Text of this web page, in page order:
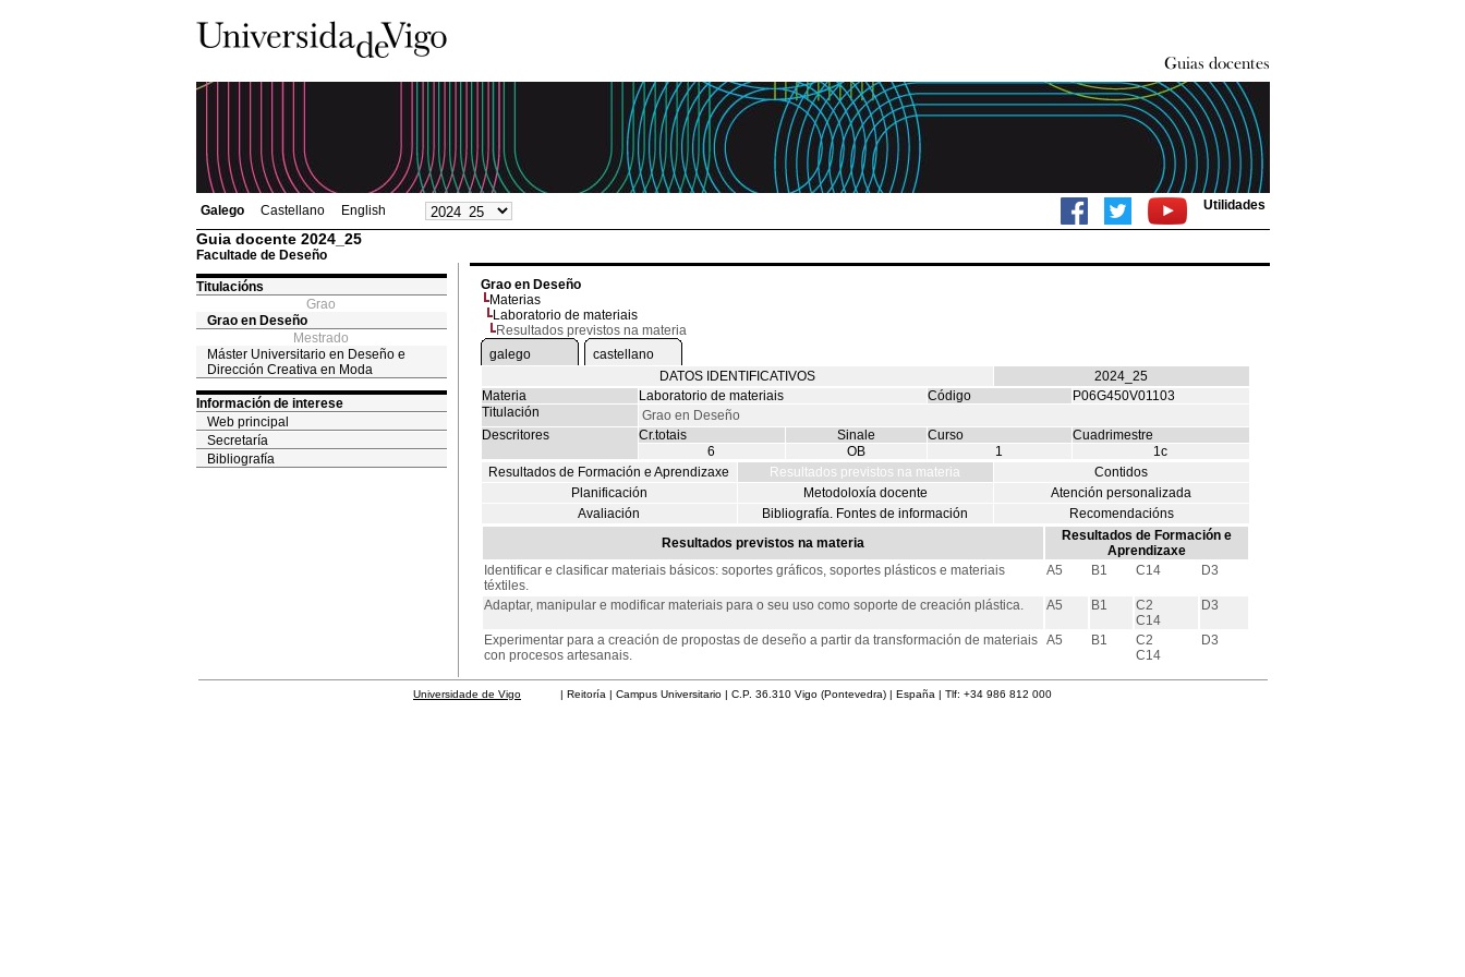
Galego Castellano English Utilidades
Guia docente 2024_25
Facultade de Deseño
Titulacións
Grao
Grao en Deseño
Mestrado
Máster Universitario en Deseño e
Dirección Creativa en Moda
Información de interese
Web principal
Secretaría
Bibliografía
Grao en Deseño
Materias
Laboratorio de materiais
Resultados previstos na materia
galego
castellano
DATOS IDENTIFICATIVOS
2024_25
Materia
Laboratorio de materiais Código
P06G450V01103
Titulación
Grao en Deseño
Descritores
Cr.totais Sinale Curso
Cuadrimestre
6
OB 1
1c
Resultados de Formación e Aprendizaxe
Resultados previstos na materia
Contidos
Planificación
Metodoloxía docente
Atención personalizada
Avaliación
Bibliografía. Fontes de información
Recomendacións
Resultados previstos na materia
Resultados de Formación e
Aprendizaxe
Identificar e clasificar materiais básicos: soportes gráficos, soportes plásticos e materiais
téxtiles.
A5 B1 C14 D3
Adaptar, manipular e modificar materiais para o seu uso como soporte de creación plástica. A5 B1
C2
C14
D3
Experimentar para a creación de propostas de deseño a partir da transformación de materiais
con procesos artesanais.
A5 B1
C2
C14
D3
Universidade de Vigo | Reitoría | Campus Universitario | C.P. 36.310 Vigo (Pontevedra) | España | Tlf: +34 986 812 000